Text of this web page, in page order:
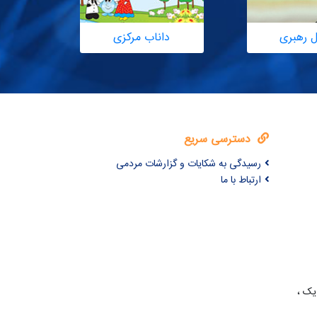
رهبری داناب مرکزی
دسترسی سریع
رسیدگی به شکایات و گزارشات مردمی
ارتباط با ما
،